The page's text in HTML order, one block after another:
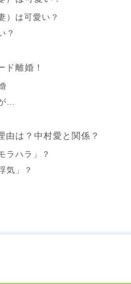
）は可愛い？
？
離婚！
…
由は？中村愛と関係？
ラハラ」？
気」？